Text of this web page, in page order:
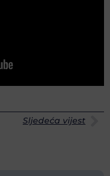
Sljedeća vijest